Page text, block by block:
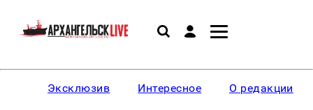
Эксклюзив Интересное О редакции